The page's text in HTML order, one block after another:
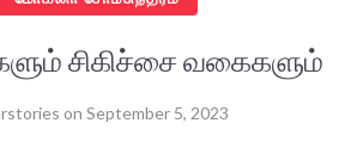
சிகிச்சை வகைகளும்
on September 5, 2023